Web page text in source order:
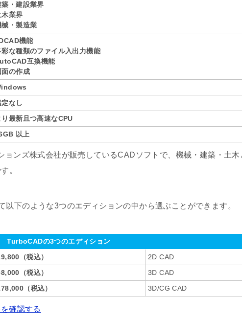
築・建設業界
木業界
械・製造業
機能
彩な種類のファイル入出力機能
互換機能
面の作成
定なし
り最新且つ高速なCPU
以上
ョンズ株式会社が販売しているCAD ソフトで、機械・建築・土木
。
以下のような3つのエディションの中から選ぶことができます。
TurboCADの3つのエディション
（税込）
2D CAD
（税込）
3D CAD
（税込） 3D/CG CAD
確認する